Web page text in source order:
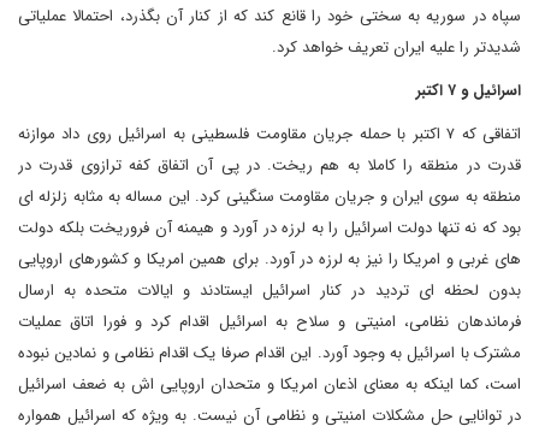
سپاه در سوریه به سختی خود را قانع کند که از کنار آن بگذرد، احتمالا عملیاتی
شدیدتر را علیه ایران تعریف خواهد کرد.
اسرائیل و ۷ اکتبر
اتفاقی که ۷ اکتبر با حمله جریان مقاومت فلسطینی به اسرائیل روی داد موازنه
قدرت در منطقه را کاملا به هم ریخت. در پی آن اتفاق کفه ترازوی قدرت در
منطقه به سوی ایران و جریان مقاومت سنگینی کرد. این مساله به مثابه زلزله ای
بود که نه تنها دولت اسرائیل را به لرزه در آورد و هیمنه آن فروریخت بلکه دولت
های غربی و امریکا را نیز به لرزه در آورد. برای همین امریکا و کشورهای اروپایی
بدون لحظه ای تردید در کنار اسرائیل ایستادند و ایالات متحده به ارسال
فرماندهان نظامی، امنیتی و سلاح به اسرائیل اقدام کرد و فورا اتاق عملیات
مشترک با اسرائیل به وجود آورد. این اقدام صرفا یک اقدام نظامی و نمادین نبوده
است، کما اینکه به معنای اذعان امریکا و متحدان اروپایی اش به ضعف اسرائیل
در توانایی حل مشکلات امنیتی و نظامی آن نیست. به ویژه که اسرائیل همواره